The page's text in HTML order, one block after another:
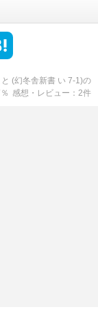
(幻冬舎新書 い 7-1)の
％ 感想・レビュー 2件